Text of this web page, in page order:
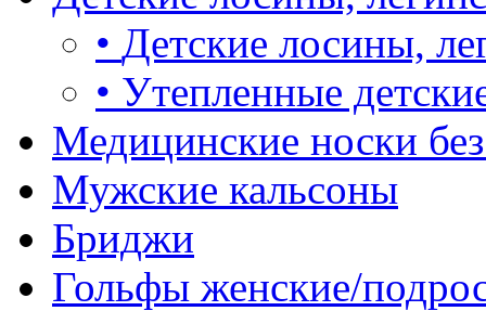
• Детские лосины,
• Утепленные
Медицинские носки
Мужские кальсоны
Бриджи
Гольфы женские/